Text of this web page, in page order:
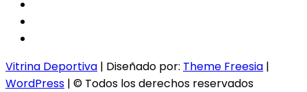
Vitrina Deportiva | Diseñado por: Theme Freesia |
WordPress | © Todos los derechos reservados